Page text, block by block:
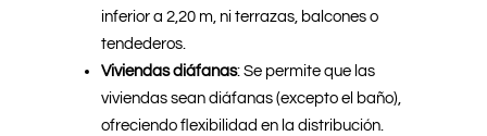
inferior a 2,20 m, ni terrazas, balcones o
tendederos.
Viviendas diáfanas: Se permite que las
viviendas sean diáfanas (excepto el baño),
ofreciendo flexibilidad en la distribución.